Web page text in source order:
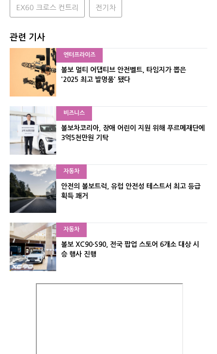
EX60 크로스 컨트리 전기차
관련 기사
엔터프라이즈
볼보 멀티 어댑티브 안전벨트, 타임지가 뽑은
'2025 최고 발명품' 됐다
비즈니스
볼보차코리아, 장애 어린이 지원 위해 푸르메재단에
3억5천만원 기탁
자동차
안전의 볼보트럭, 유럽 안전성 테스트서 최고 등급
획득 쾌거
자동차
볼보 XC90·S90, 전국 팝업 스토어 6개소 대상 시
승 행사 진행